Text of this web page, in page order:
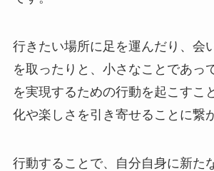
行きたい場所に足を運んだり、会
を取ったりと、小さなことであっ
を実現するための行動を起こすこ
化や楽しさを引き寄せることに繋
行動することで、自分自身に新た